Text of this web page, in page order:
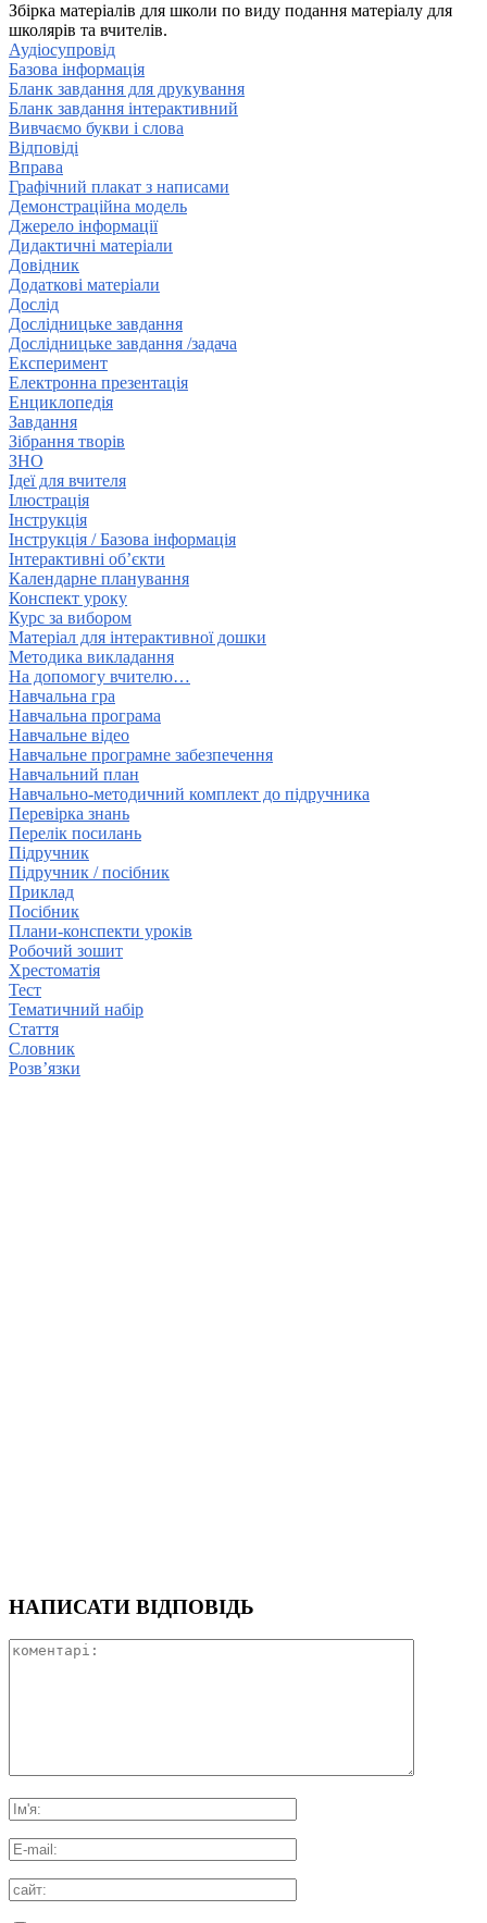
Збірка матеріалів для школи по виду подання матеріалу для
школярів та вчителів.
Аудіосупровід
Базова інформація
Бланк завдання для друкування
Бланк завдання інтерактивний
Вивчаємо букви і слова
Відповіді
Вправа
Графічний плакат з написами
Демонстраційна модель
Джерело інформації
Дидактичні матеріали
Довідник
Додаткові матеріали
Дослід
Дослідницьке завдання
Дослідницьке завдання /задача
Експеримент
Електронна презентація
Енциклопедія
Завдання
Зібрання творів
ЗНО
Ідеї для вчителя
Ілюстрація
Інструкція
Інструкція / Базова інформація
Інтерактивні об’єкти
Календарне планування
Конспект уроку
Курс за вибором
Матеріал для інтерактивної дошки
Методика викладання
На допомогу вчителю…
Навчальна гра
Навчальна програма
Навчальне відео
Навчальне програмне забезпечення
Навчальний план
Навчально-методичний комплект до підручника
Перевірка знань
Перелік посилань
Підручник
Підручник / посібник
Приклад
Посібник
Плани-конспекти уроків
Робочий зошит
Хрестоматія
Тест
Тематичний набір
Стаття
Словник
Розв’язки
НАПИСАТИ ВІДПОВІДЬ